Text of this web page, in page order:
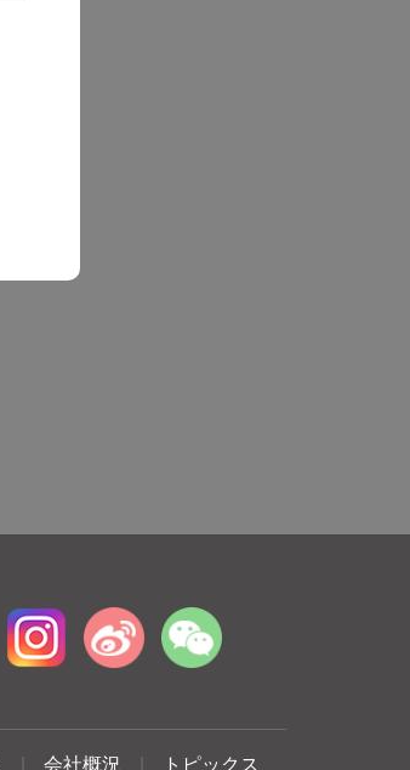
会社概況 トピックス